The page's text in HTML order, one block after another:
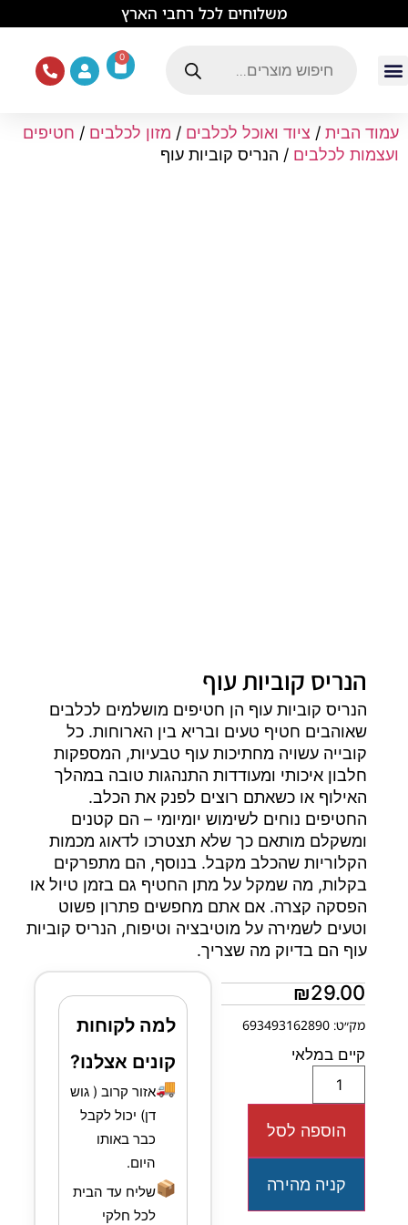
משלוחים לכל רחבי הארץ
0
עמוד הבית / ציוד ואוכל לכלבים / מזון לכלבים / חטיפים
ועצמות לכלבים / הנריס קוביות עוף
הנריס קוביות עוף
הנריס קוביות עוף הן חטיפים מושלמים לכלבים
שאוהבים חטיף טעים ובריא בין הארוחות. כל
קובייה עשויה מחתיכות עוף טבעיות, המספקות
חלבון איכותי ומעודדות התנהגות טובה במהלך
האילוף או כשאתם רוצים לפנק את הכלב.
החטיפים נוחים לשימוש יומיומי – הם קטנים
ומשקלם מותאם כך שלא תצטרכו לדאוג מכמות
הקלוריות שהכלב מקבל. בנוסף, הם מתפרקים
בקלות, מה שמקל על מתן החטיף גם בזמן טיול או
הפסקה קצרה. אם אתם מחפשים פתרון פשוט
וטעים לשמירה על מוטיבציה וטיפוח, הנריס קוביות
עוף הם בדיוק מה שצריך.
₪29.00
מק״ט: 693493162890
קיים במלאי
הוספה לסל
קניה מהירה
למה לקוחות
קונים אצלנו?
🚚אזור קרוב ( גוש
דן) יכול לקבל
כבר באותו
היום.
📦שליח עד הבית
לכל חלקי